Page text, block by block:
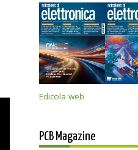
Edicola web
PCB Magazine